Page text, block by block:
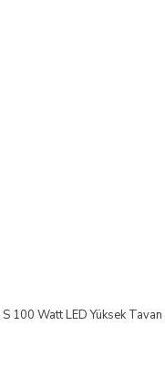
100 Watt LED Yüksek